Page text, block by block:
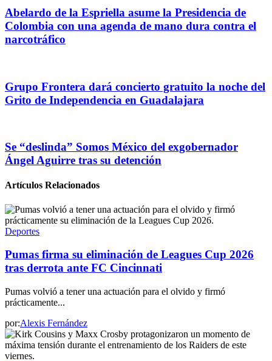
Abelardo de la Espriella asume la Presidencia de
Colombia con una agenda de mano dura contra el
narcotráfico
Grupo Frontera dará concierto gratuito la noche del
Grito de Independencia en Guadalajara
Se “deslinda” Somos México del exgobernador
Ángel Aguirre tras su detención
Artículos Relacionados
Deportes
Pumas firma su eliminación de Leagues Cup 2026
tras derrota ante FC Cincinnati
Pumas volvió a tener una actuación para el olvido y firmó
prácticamente...
por:Alexis Fernández